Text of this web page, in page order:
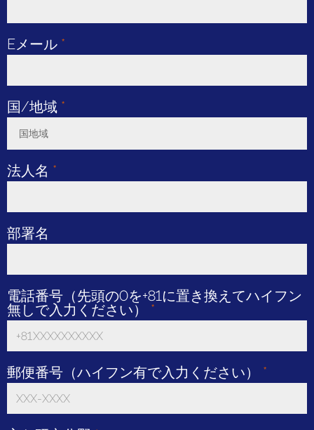
Eメール *
国/地域 *
国地域
法人名 *
部署名
電話番号（先頭の0を+81に置き換えてハイフン
無しで入力ください） *
郵便番号（ハイフン有で入力ください） *